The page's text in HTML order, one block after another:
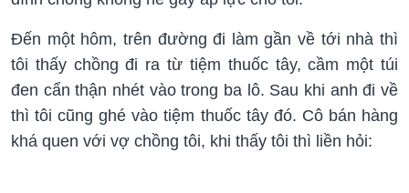
Đến một hôm, trên đường đi làm gần về tới nhà thì
tôi thấy chồng đi ra từ tiệm thuốc tây, cầm một túi
đen cẩn thận nhét vào trong ba lô. Sau khi anh đi về
thì tôi cũng ghé vào tiệm thuốc tây đó. Cô bán hàng
khá quen với vợ chồng tôi, khi thấy tôi thì liền hỏi: